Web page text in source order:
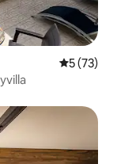
5 (73)